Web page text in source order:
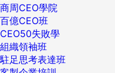
商周CEO學院
百億CEO班
CEO50失敗學
組織領袖班
駐足思考表達班